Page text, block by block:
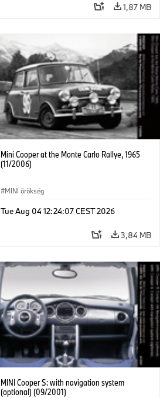
1,87 MB
Mini Cooper at the Monte Carlo Rallye, 1965
(11/2006)
MINI örökség
Tue Aug 04 12:24:07 CEST 2026
3,84 MB
MINI Cooper S: with navigation system
(optional) (09/2001)